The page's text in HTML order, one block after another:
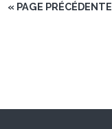
« PAGE PRÉCÉDENTE